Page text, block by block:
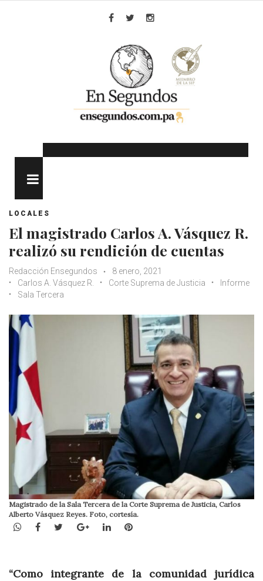
LOCALES
El magistrado Carlos A. Vásquez R.
realizó su rendición de cuentas
Redacción Ensegundos
8 enero, 2021
Carlos A. Vásquez R.
Corte Suprema de Justicia
Informe
Sala Tercera
Magistrado de la Sala Tercera de la Corte Suprema de Justicia, Carlos
Alberto Vásquez Reyes. Foto, cortesía.
WhatsApp
Facebook
TwitterGoogle+LinkedInPinterest
“Como integrante de la comunidad jurídica